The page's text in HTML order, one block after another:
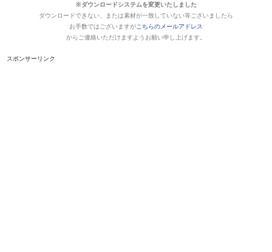
※ダウンロードシステムを変更いたしました
ダウンロードできない、または素材が一致していない等ございましたら
お手数ではございますがこちらのメールアドレス
からご連絡いただけますようお願い申し上げます。
スポンサーリンク